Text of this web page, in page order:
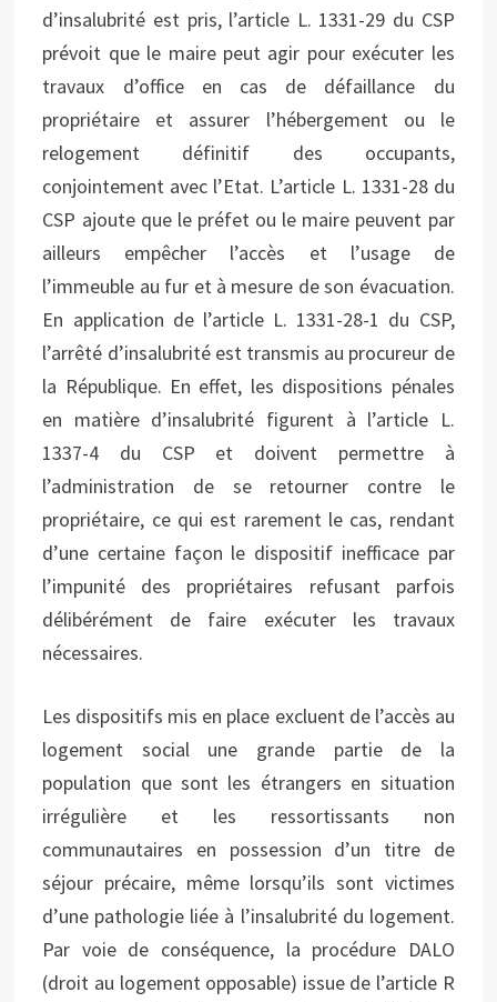
d’insalubrité est pris, l’article L. 1331-29 du CSP
prévoit que le maire peut agir pour exécuter les
travaux d’office en cas de défaillance du
propriétaire et assurer l’hébergement ou le
relogement définitif des occupants,
conjointement avec l’Etat. L’article L. 1331-28 du
CSP ajoute que le préfet ou le maire peuvent par
ailleurs empêcher l’accès et l’usage de
l’immeuble au fur et à mesure de son évacuation.
En application de l’article L. 1331-28-1 du CSP,
l’arrêté d’insalubrité est transmis au procureur de
la République. En effet, les dispositions pénales
en matière d’insalubrité figurent à l’article L.
1337-4 du CSP et doivent permettre à
l’administration de se retourner contre le
propriétaire, ce qui est rarement le cas, rendant
d’une certaine façon le dispositif inefficace par
l’impunité des propriétaires refusant parfois
délibérément de faire exécuter les travaux
nécessaires.
Les dispositifs mis en place excluent de l’accès au
logement social une grande partie de la
population que sont les étrangers en situation
irrégulière et les ressortissants non
communautaires en possession d’un titre de
séjour précaire, même lorsqu’ils sont victimes
d’une pathologie liée à l’insalubrité du logement.
Par voie de conséquence, la procédure DALO
(droit au logement opposable) issue de l’article R